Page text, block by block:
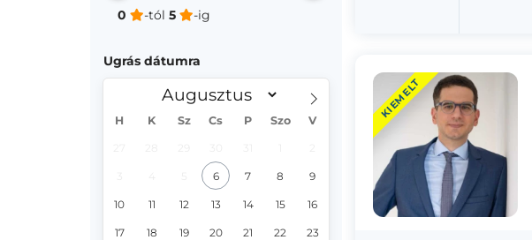
0 -tól 5 -ig
Ugrás dátumra
H K Sz Cs P Szo V
6 7 8 9
10 11 12 13 14 15 16
17 18 19 20 21 22 23
KIEMELT